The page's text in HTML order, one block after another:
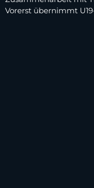
Vorerst übernimmt